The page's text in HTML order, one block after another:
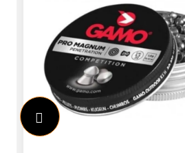
nieuwe loodlegering, die
vervormbaarder is, voor
uitstekende pasvorm in
in de kamer als in de
groeven.Eigenschappen
AccuTek Hunter
5.5mmBolle
blikBekijk hier het